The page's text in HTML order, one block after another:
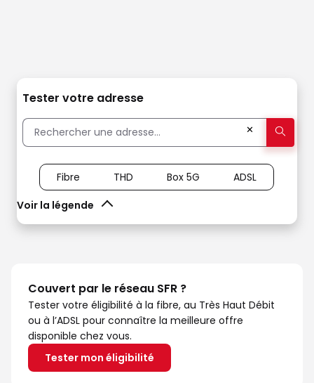
Tester votre adresse
✕
Voir la légende
Fibre THD Box 5G ADSL
Couvert par le réseau SFR ?
Tester votre éligibilité à la fibre, au Très Haut Débit
ou à l’ADSL pour connaître la meilleure offre
disponible chez vous.
Tester mon éligibilité